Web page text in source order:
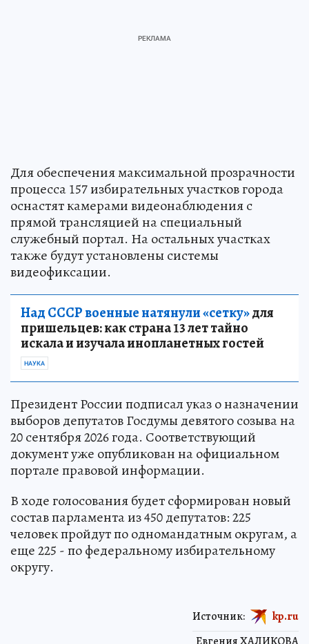
Для обеспечения максимальной прозрачности
процесса 157 избирательных участков города
оснастят камерами видеонаблюдения с
прямой трансляцией на специальный
служебный портал. На остальных участках
также будут установлены системы
видеофиксации.
Над СССР военные натянули «сетку»для
пришельцев: как страна 13 лет тайно
искала и изучала инопланетных гостей
НАУКА
Президент России подписал указ о назначении
выборов депутатов Госдумы девятого созыва на
20 сентября 2026 года. Соответствующий
документ уже опубликован на официальном
портале правовой информации.
В ходе голосования будет сформирован новый
состав парламента из 450 депутатов: 225
человек пройдут по одномандатным округам, а
еще 225 - по федеральному избирательному
округу.
Источник: kp.ru